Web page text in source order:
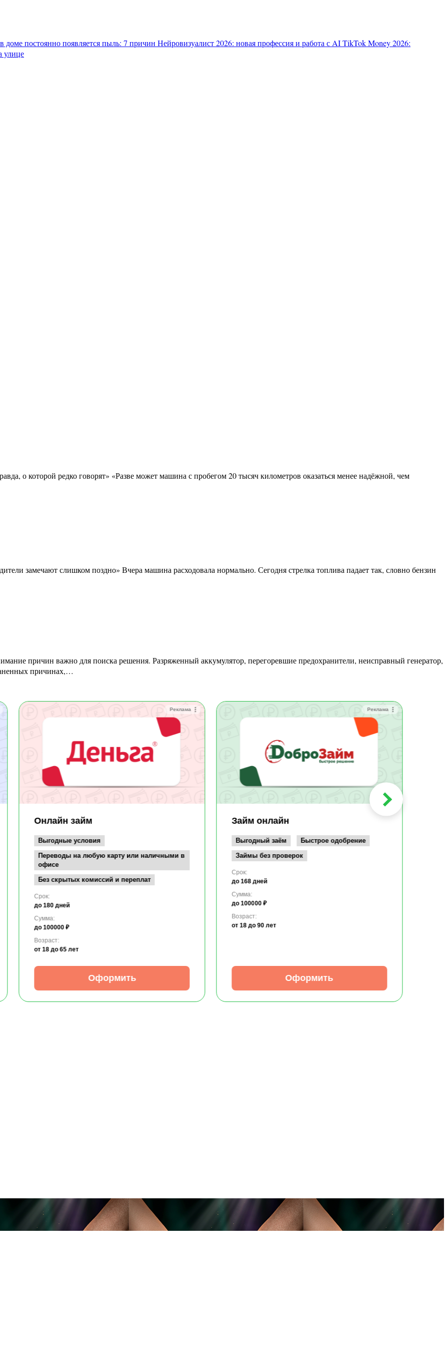
доме постоянно появляется пыль: 7 причин Нейровизуалист 2026: новая профессия и работа с AITikTok Money 2026:
улице
причинах,…
Реклама
Онлайн займ
Выгодные условия
Переводы на любую карту или наличными в
офисе
Без скрытых комиссий и переплат
Срок:
до 180 дней
Сумма:
до 100000 ₽
Возраст:
от 18 до 65 лет
Оформить
Реклама
Займ онлайн
Выгодный заём
Быстрое одобрение
Займы без проверок
Срок:
до 168 дней
Сумма:
до 100000 ₽
Возраст:
от 18 до 90 лет
Оформить